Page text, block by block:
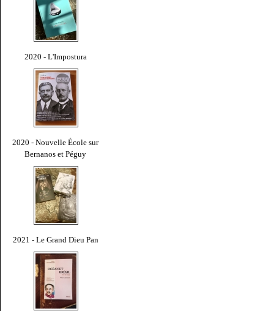
2020 - L'Impostura
2020 - Nouvelle École sur
Bernanos et Péguy
2021 - Le Grand Dieu Pan